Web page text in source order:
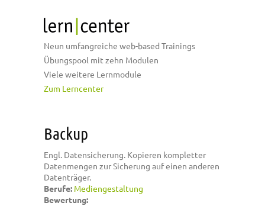
Neun umfangreiche web-based Trainings
Übungspool mit zehn Modulen
Viele weitere Lernmodule
Zum Lerncenter
Backup
Engl. Datensicherung. Kopieren kompletter
Datenmengen zur Sicherung auf einen anderen
Datenträger.
Berufe: Mediengestaltung
Bewertung: